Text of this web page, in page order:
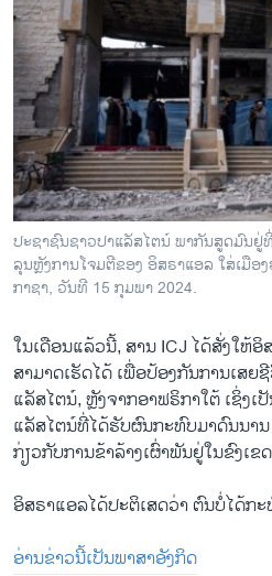
ປະຊາຊົນຊາວປາແລັສໄຕນ໌ ພາກັນສູດມົນ
ລຸນຫຼັງການໂຈມຕີຂອງ ອິສຣາແອລ ໃສ່ເມືອ
ກາຊາ, ວັນທີ 15 ກຸມພາ 2024.
ໃນເດືອນແລ້ວນີ້, ສານ ICJ ໄດ້ສັ່ງໃຫ້
ສາມາດເຮັດໄດ້ ເພື່ອປ້ອງກັນການເສ
ແລັສໄຕນ໌, ຫຼັງຈາກອາຟຣິກາໃຕ້ ເຊິ່ງ
ແລັສໄຕນ໌ທີ່ໄດ້ຮັບຜົນກະທົບມາດົນນາ
ກ່ຽວກັບການຂ້າລ້າງເຜົ່າພັນຢູ່ໃນຂົງເຂ
ອິສຣາ​ແອ​ລ​ໄດ້​ປະຕິ​ເສດ​ວ່າ ຕົນ​ບໍ່​ໄດ້​ກ
ອ່ານຂ່າວນີ້ເປັນພາສາອັງກິດ